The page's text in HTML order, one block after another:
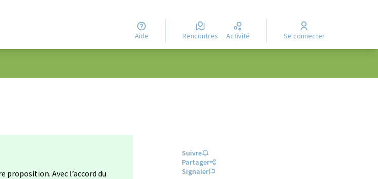
Aide Rencontres Activité Se connecter
proposition. Avec l’accord du
Suivre
Partager
Signaler